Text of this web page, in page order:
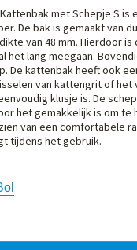
Kattenbak met Schepje S is
De bak is gemaakt van
van 48 mm. Hierdoor
het lang meegaan.
De kattenbak heeft ook
van kattengrit of het
klusje is. De
het gemakkelijk is om te
van een comfortabele
tijdens het gebruik.